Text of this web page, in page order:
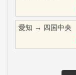
愛知 → 四国中央